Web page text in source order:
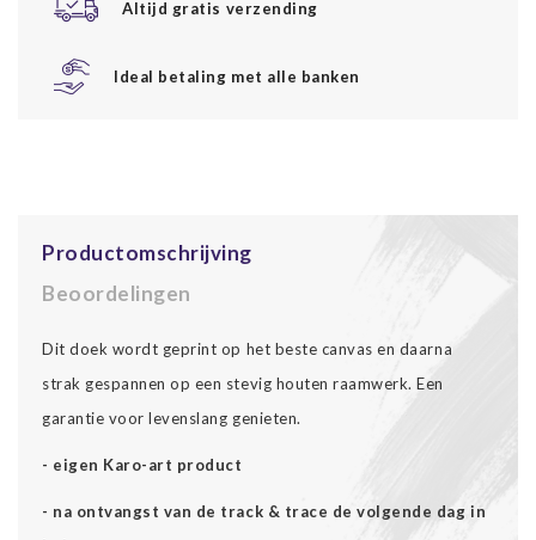
Altijd gratis verzending
Ideal betaling met alle banken
Productomschrijving
Beoordelingen
Dit doek wordt geprint op het beste canvas en daarna
strak gespannen op een stevig houten raamwerk. Een
garantie voor levenslang genieten.
- eigen Karo-art product
- na ontvangst van de track & trace de volgende dag in